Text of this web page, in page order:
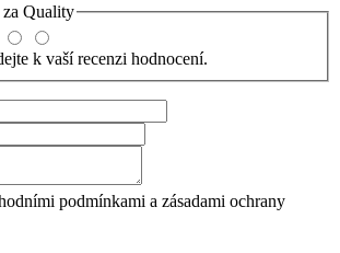
Quality
k vaší recenzi hodnocení.
podmínkami a zásadami ochrany